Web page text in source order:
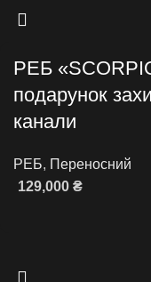
РЕБ
подарунок
канали
РЕБ, Переносний
129,000 ₴